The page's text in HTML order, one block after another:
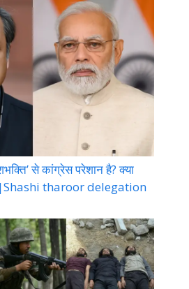
से कांग्रेस परेशान है? क्या
tharoor delegation